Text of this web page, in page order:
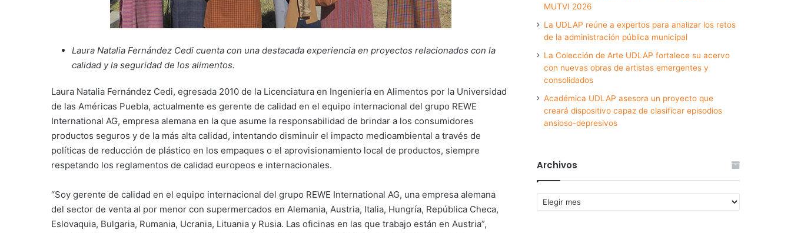
Laura Natalia Fernández Cedi cuenta con una destacada experiencia en proyectos relacionados con la
calidad y la seguridad de los alimentos.
Laura Natalia Fernández Cedi, egresada 2010 de la Licenciatura en Ingeniería en Alimentos por la Universidad
de las Américas Puebla, actualmente es gerente de calidad en el equipo internacional del grupo REWE
International AG, empresa alemana en la que asume la responsabilidad de brindar a los consumidores
productos seguros y de la más alta calidad, intentando disminuir el impacto medioambiental a través de
políticas de reducción de plástico en los empaques o el aprovisionamiento local de productos, siempre
respetando los reglamentos de calidad europeos e internacionales.
“Soy gerente de calidad en el equipo internacional del grupo REWE International AG, una empresa alemana
del sector de venta al por menor con supermercados en Alemania, Austria, Italia, Hungría, República Checa,
Eslovaquia, Bulgaria, Rumania, Ucrania, Lituania y Rusia. Las oficinas en las que trabajo están en Austria”,
MUTVI 2026
La UDLAP reúne a expertos para analizar los retos
de la administración pública municipal
La Colección de Arte UDLAP fortalece su acervo
con nuevas obras de artistas emergentes y
consolidados
Académica UDLAP asesora un proyecto que
creará dispositivo capaz de clasificar episodios
ansioso-depresivos
Archivos
Archivos